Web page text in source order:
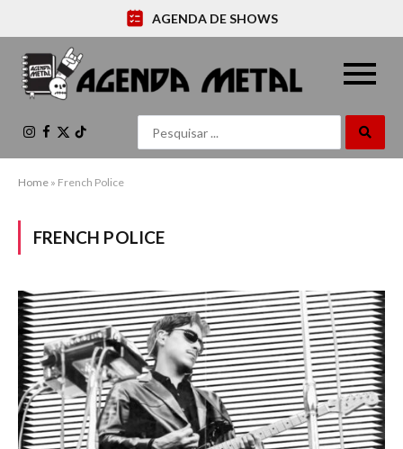
AGENDA DE SHOWS
Instagram
Facebook
X
(Twitter)
TikTok
Home » French Police
FRENCH POLICE